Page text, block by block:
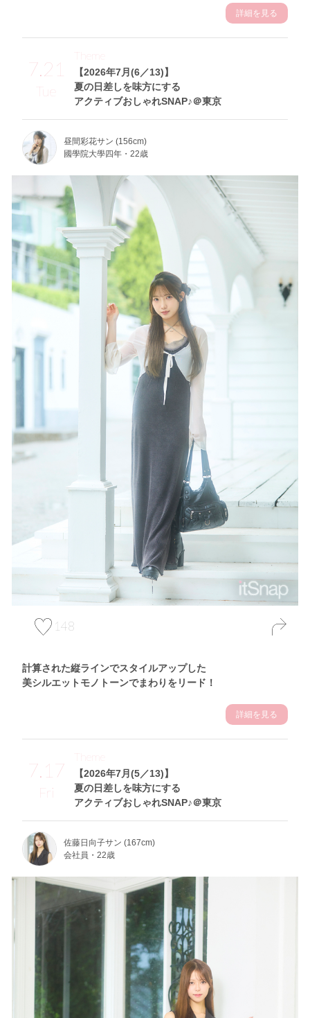
詳細を見る
7.21
Tue
【2026年7月(6／13)】
夏の日差しを味方にする
アクティブおしゃれSNAP♪＠東京
Theme
昼間彩花サン (156cm)
國學院大學四年・22歳
148
計算された縦ラインでスタイルアップした
美シルエットモノトーンでまわりをリード！
詳細を見る
7.17
Fri
【2026年7月(5／13)】
夏の日差しを味方にする
アクティブおしゃれSNAP♪＠東京
Theme
佐藤日向子サン (167cm)
会社員・22歳